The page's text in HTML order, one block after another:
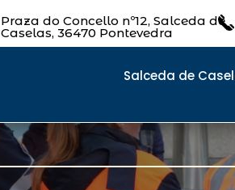
Praza do Concello nº12, Salceda de
Caselas, 36470 Pontevedra
Salceda de